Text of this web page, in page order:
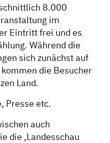
8.000
im
Eintritt frei und es
Während die
sich zunächst auf
die Besucher
Land.
Presse etc.
auch
die ‚Landesschau